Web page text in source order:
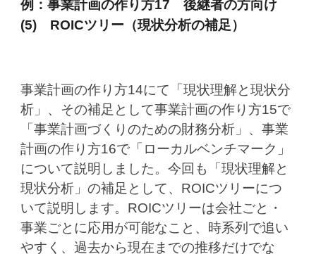
例：事業計画の作り方17 後継者の方向け
(5) ROICツリー（現状分析の補足）
事業計画の作り方14にて「現状理解と現状分
析」、その補足として事業計画の作り方15で
「事業計画づくりのための財務分析」、事業
計画の作り方16で「ローカルベンチマーク」
について説明しました。今回も「現状理解と
現状分析」の補足として、ROICツリーにつ
いて説明します。ROICツリーは会社ごと・
事業ごとに応用が可能なこと、時系列で追い
やすく、過去から現在までの推移だけでな